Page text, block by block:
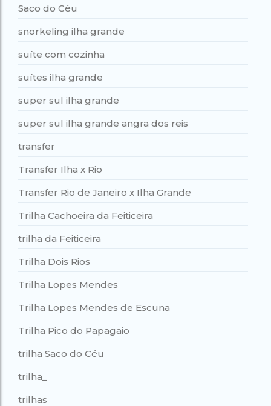
Saco do Céu
snorkeling ilha grande
suíte com cozinha
suítes ilha grande
super sul ilha grande
super sul ilha grande angra dos reis
transfer
Transfer Ilha x Rio
Transfer Rio de Janeiro x Ilha Grande
Trilha Cachoeira da Feiticeira
trilha da Feiticeira
Trilha Dois Rios
Trilha Lopes Mendes
Trilha Lopes Mendes de Escuna
Trilha Pico do Papagaio
trilha Saco do Céu
trilha_
trilhas